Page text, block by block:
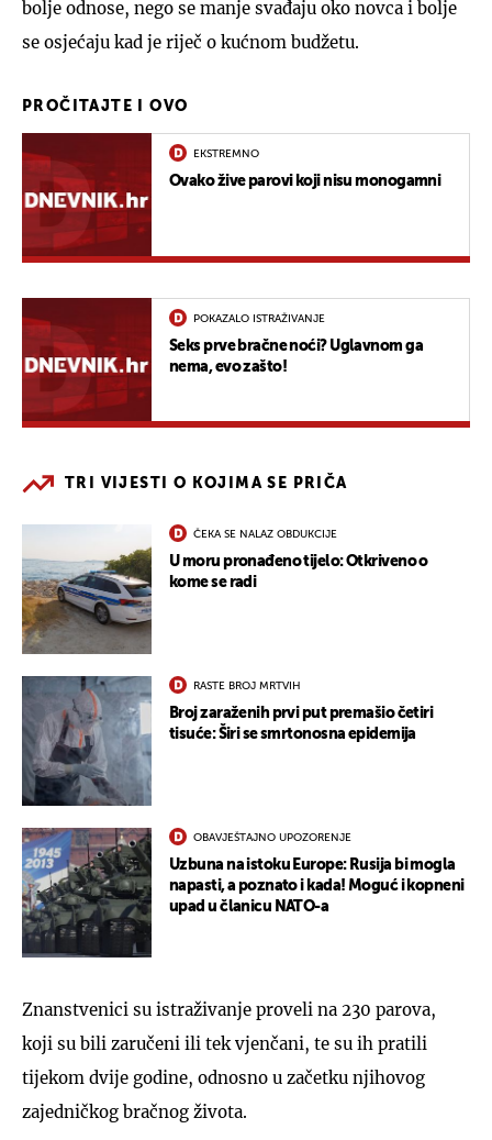
bolje odnose, nego se manje svađaju oko novca i bolje
se osjećaju kad je riječ o kućnom budžetu.
PROČITAJTE I OVO
EKSTREMNO
Ovako žive parovi koji nisu monogamni
POKAZALO ISTRAŽIVANJE
Seks prve bračne noći? Uglavnom ga
nema, evo zašto!
TRI VIJESTI O KOJIMA SE PRIČA
ČEKA SE NALAZ OBDUKCIJE
U moru pronađeno tijelo: Otkriveno o
kome se radi
RASTE BROJ MRTVIH
Broj zaraženih prvi put premašio četiri
tisuće: Širi se smrtonosna epidemija
OBAVJEŠTAJNO UPOZORENJE
Uzbuna na istoku Europe: Rusija bi mogla
napasti, a poznato i kada! Moguć i kopneni
upad u članicu NATO-a
Znanstvenici su istraživanje proveli na 230 parova,
koji su bili zaručeni ili tek vjenčani, te su ih pratili
tijekom dvije godine, odnosno u začetku njihovog
zajedničkog bračnog života.